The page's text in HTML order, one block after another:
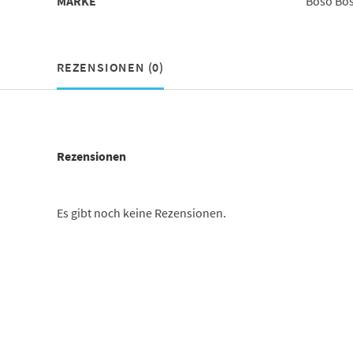
REZENSIONEN (0)
Rezensionen
Es gibt noch keine Rezensionen.